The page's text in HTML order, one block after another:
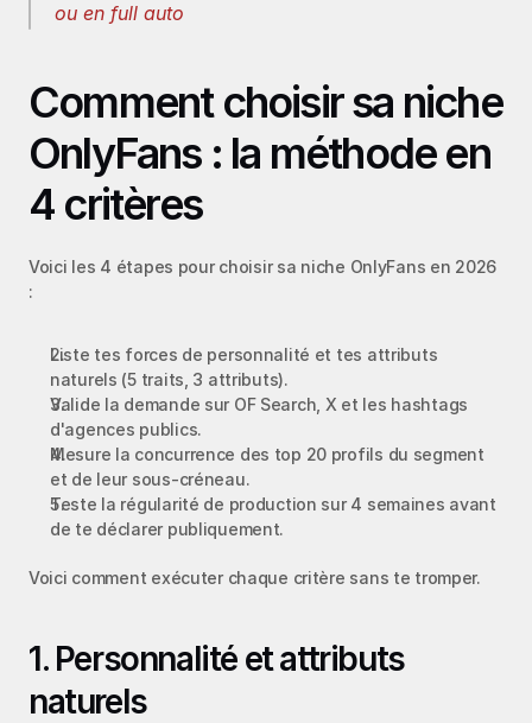
ou en full auto
Comment choisir sa niche
OnlyFans : la méthode en
4 critères
Voici les 4 étapes pour choisir sa niche OnlyFans en 2026
:
Liste tes forces de personnalité et tes attributs
naturels (5 traits, 3 attributs).
Valide la demande sur OF Search, X et les hashtags
d'agences publics.
Mesure la concurrence des top 20 profils du segment
et de leur sous-créneau.
Teste la régularité de production sur 4 semaines avant
de te déclarer publiquement.
Voici comment exécuter chaque critère sans te tromper.
1. Personnalité et attributs
naturels